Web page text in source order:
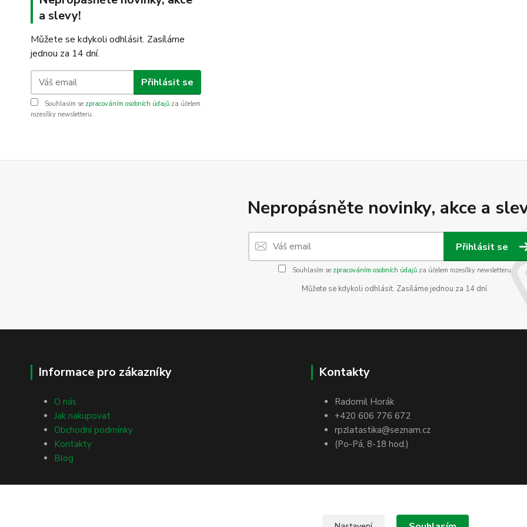
a slevy!
Můžete se kdykoli odhlásit. Zasíláme
jednou za 14 dní.
Přihlásit se
Souhlasím se zpracováním osobních údajů za účelem
rozesílky newsletteru.
Nepropásněte novinky, akce a
Přihlásit se
Souhlasím se zpracováním osobních údajůza účelem rozesílky newsletteru.
Můžete se kdykoli odhlásit. Zasíláme jednou za 14 dní.
Informace pro zákazníky
O nás
Jak nakupovat
Obchodní podmínky
Kontakty
Blog
Kontakty
Radomil Horák
+420 606 776 672
rpzlatastika@seznam.cz
(Po-Pá, 8-18 hod.)